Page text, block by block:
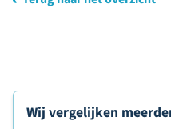
Wij vergelijken